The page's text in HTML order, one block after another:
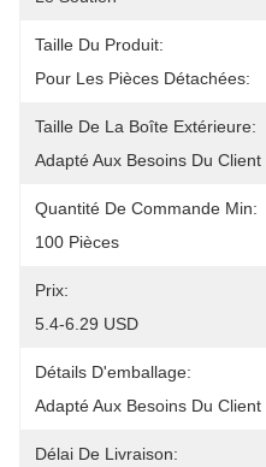
Taille Du Produit:
Pour Les Pièces Détachées:
Taille De La Boîte Extérieure:
Adapté Aux Besoins Du Client
Quantité De Commande Min:
100 Pièces
Prix:
5.4-6.29 USD
Détails D'emballage:
Adapté Aux Besoins Du Client
Délai De Livraison: